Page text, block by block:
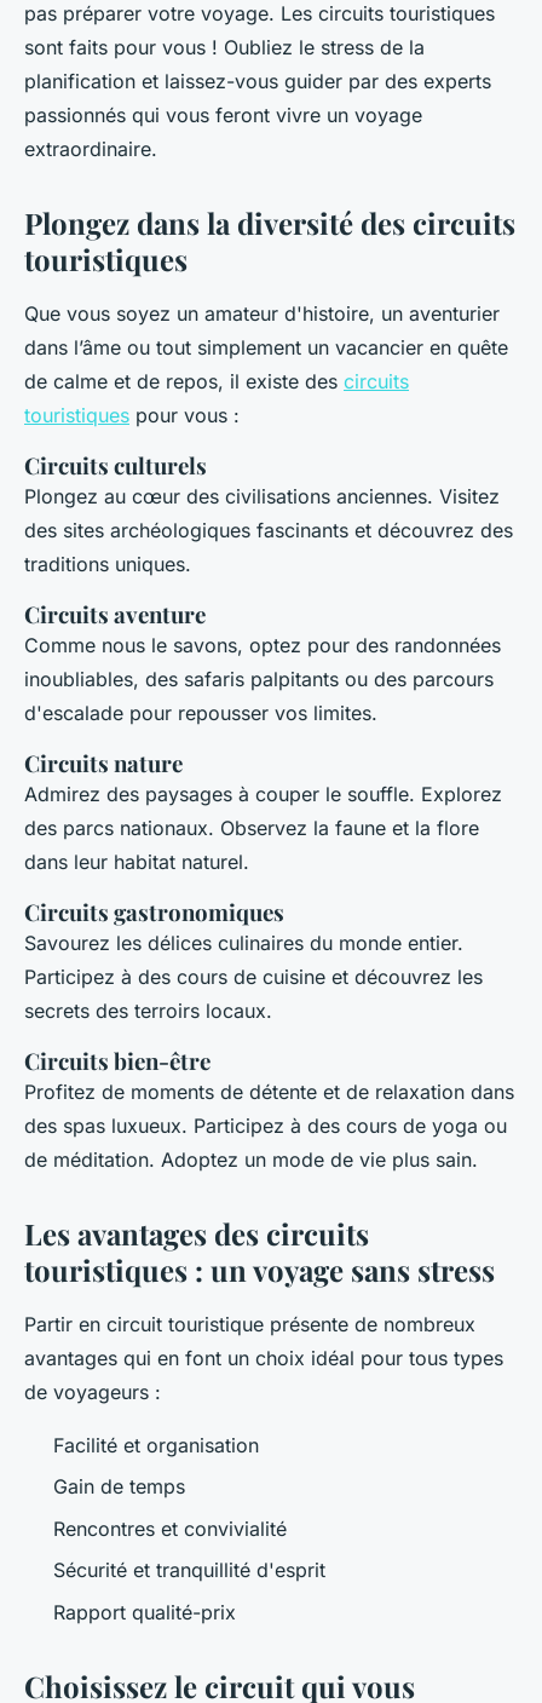
pas préparer votre voyage. Les circuits touristiques
sont faits pour vous ! Oubliez le stress de la
planification et laissez-vous guider par des experts
passionnés qui vous feront vivre un voyage
extraordinaire.
Plongez dans la diversité des circuits
touristiques
Que vous soyez un amateur d'histoire, un aventurier
dans l’âme ou tout simplement un vacancier en quête
de calme et de repos, il existe des circuits
touristiques pour vous :
Circuits culturels
Plongez au cœur des civilisations anciennes. Visitez
des sites archéologiques fascinants et découvrez des
traditions uniques.
Circuits aventure
Comme nous le savons, optez pour des randonnées
inoubliables, des safaris palpitants ou des parcours
d'escalade pour repousser vos limites.
Circuits nature
Admirez des paysages à couper le souffle. Explorez
des parcs nationaux. Observez la faune et la flore
dans leur habitat naturel.
Circuits gastronomiques
Savourez les délices culinaires du monde entier.
Participez à des cours de cuisine et découvrez les
secrets des terroirs locaux.
Circuits bien-être
Profitez de moments de détente et de relaxation dans
des spas luxueux. Participez à des cours de yoga ou
de méditation. Adoptez un mode de vie plus sain.
Les avantages des circuits
touristiques : un voyage sans stress
Partir en circuit touristique présente de nombreux
avantages qui en font un choix idéal pour tous types
de voyageurs :
Facilité et organisation
Gain de temps
Rencontres et convivialité
Sécurité et tranquillité d'esprit
Rapport qualité-prix
Choisissez le circuit qui vous